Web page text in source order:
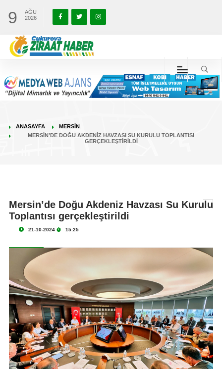
9
AĞU
2026
ANASAYFA
MERSIN
MERSIN’DE DOĞU AKDENIZ HAVZASI SU KURULU TOPLANTISI
GERÇEKLEŞTIRILDI
Mersin’de Doğu Akdeniz Havzası Su Kurulu
Toplantısı gerçekleştirildi
21-10-2024 15:25